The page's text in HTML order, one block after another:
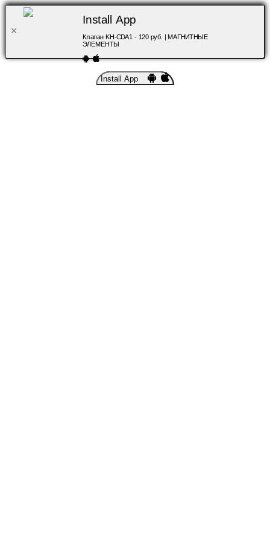
Install App
Клапан KH-CDA1 - 120 руб. | МАГНИТНЫЕ
ЭЛЕМЕНТЫ
Install App